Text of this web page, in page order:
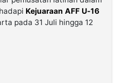
Kejuaraan AFF U-16
pada 31 Juli hingga 12